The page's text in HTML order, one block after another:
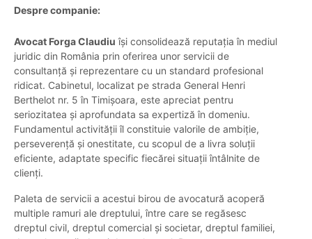
Despre companie:
Avocat Forga Claudiu își consolidează reputația în mediul
juridic din România prin oferirea unor servicii de
consultanță și reprezentare cu un standard profesional
ridicat. Cabinetul, localizat pe strada General Henri
Berthelot nr. 5 în Timișoara, este apreciat pentru
seriozitatea și aprofundata sa expertiză în domeniu.
Fundamentul activității îl constituie valorile de ambiție,
perseverență și onestitate, cu scopul de a livra soluții
eficiente, adaptate specific fiecărei situații întâlnite de
clienți.
Paleta de servicii a acestui birou de avocatură acoperă
multiple ramuri ale dreptului, între care se regăsesc
dreptul civil, dreptul comercial și societar, dreptul familiei,